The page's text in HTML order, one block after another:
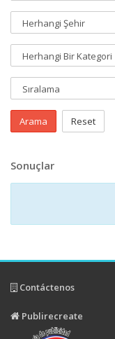
Arama Reset
Sonuçlar
Contáctenos
Publirecreate